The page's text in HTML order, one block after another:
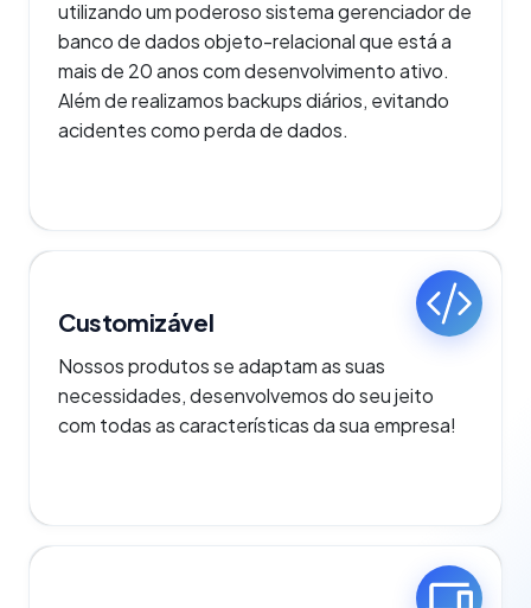
utilizando um poderoso sistema gerenciador de
banco de dados objeto-relacional que está a
mais de 20 anos com desenvolvimento ativo.
Além de realizamos backups diários, evitando
acidentes como perda de dados.
Customizável
Nossos produtos se adaptam as suas
necessidades, desenvolvemos do seu jeito
com todas as características da sua empresa!